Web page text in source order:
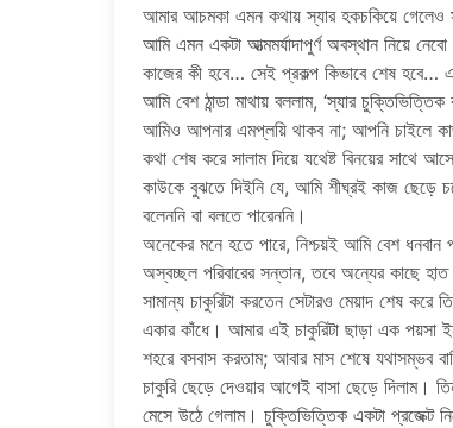
আমার আচমকা এমন কথায় স্যার হকচকিয়ে গেলেও
আমি এমন একটা আত্মমর্যাদাপুর্ণ অবস্থান নিয়ে
কাজের কী হবে… সেই প্রকল্প কিভাবে শেষ হবে…
আমি বেশ ঠান্ডা মাথায় বললাম, ‘স্যার
আমিও আপনার এমপ্লয়ি থাকব না; আপনি চাইলে
কথা শেষ করে সালাম দিয়ে যথেষ্ট বিনয়ের সাথে
কাউকে বুঝতে দিইনি যে, আমি শীঘ্রই কাজ ছেড়ে
বলেননি বা বলতে পারেননি।
অনেকের মনে হতে পারে, নিশ্চয়ই আমি বেশ ধনবান
অস্বচ্ছল পরিবারের সন্তান, তবে অন্যের কাছে
সামান্য চাকুরিটা করতেন সেটারও মেয়াদ শেষ
একার কাঁধে। আমার এই চাকুরিটা ছাড়া এক পয়সা
শহরে বসবাস করতাম; আবার মাস শেষে যথাসম্ভব
চাকুরি ছেড়ে দেওয়ার আগেই বাসা ছেড়ে দিলাম।
মেসে উঠে গেলাম। চুক্তিভিত্তিক একটা প্রজেক্ট